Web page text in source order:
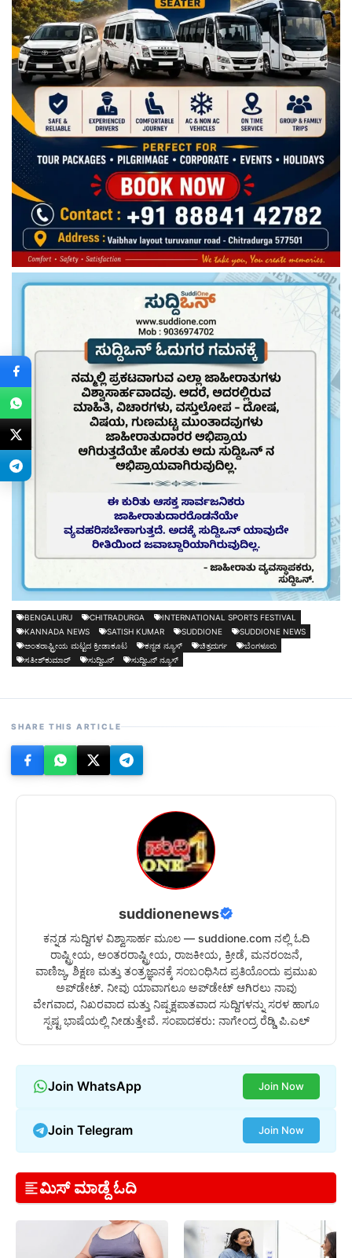
BENGALURU CHITRADURGA
INTERNATIONAL SPORTS FESTIVAL
KANNADA NEWS
SATISH KUMAR SUDDIONE
SUDDIONE NEWS
ಅಂತರಾಷ್ಟ್ರೀಯ ಮಟ್ಟದ ಕ್ರೀಡಾಕೂಟ
ಕನ್ನಡ ನ್ಯೂಸ್ ಚಿತ್ರದುರ್ಗ
ಬೆಂಗಳೂರು
ಸತೀಶ್‍ಕುಮಾರ್
ಸುದ್ದಿಒನ್ ಸುದ್ದಿಒನ್ ನ್ಯೂಸ್
SHARE THIS ARTICLE
suddionenews
ಕನ್ನಡ ಸುದ್ದಿಗಳ ವಿಶ್ವಾಸಾರ್ಹ ಮೂಲ — suddione.com ನಲ್ಲಿ ಓದಿ
ರಾಷ್ಟ್ರೀಯ, ಅಂತರರಾಷ್ಟ್ರೀಯ, ರಾಜಕೀಯ, ಕ್ರೀಡೆ, ಮನರಂಜನೆ,
ವಾಣಿಜ್ಯ, ಶಿಕ್ಷಣ ಮತ್ತು ತಂತ್ರಜ್ಞಾನಕ್ಕೆ ಸಂಬಂಧಿಸಿದ ಪ್ರತಿಯೊಂದು ಪ್ರಮುಖ
ಅಪ್‌ಡೇಟ್. ನೀವು ಯಾವಾಗಲೂ ಅಪ್‌ಡೇಟ್ ಆಗಿರಲು ನಾವು
ವೇಗವಾದ, ನಿಖರವಾದ ಮತ್ತು ನಿಷ್ಪಕ್ಷಪಾತವಾದ ಸುದ್ದಿಗಳನ್ನು ಸರಳ ಹಾಗೂ
ಸ್ಪಷ್ಟ ಭಾಷೆಯಲ್ಲಿ ನೀಡುತ್ತೇವೆ. ಸಂಪಾದಕರು: ನಾಗೇಂದ್ರ ರೆಡ್ಡಿ ಪಿ.ಎಲ್
Join WhatsApp Join Now
Join Telegram Join Now
ಮಿಸ್ ಮಾಡ್ದೆ ಓದಿ